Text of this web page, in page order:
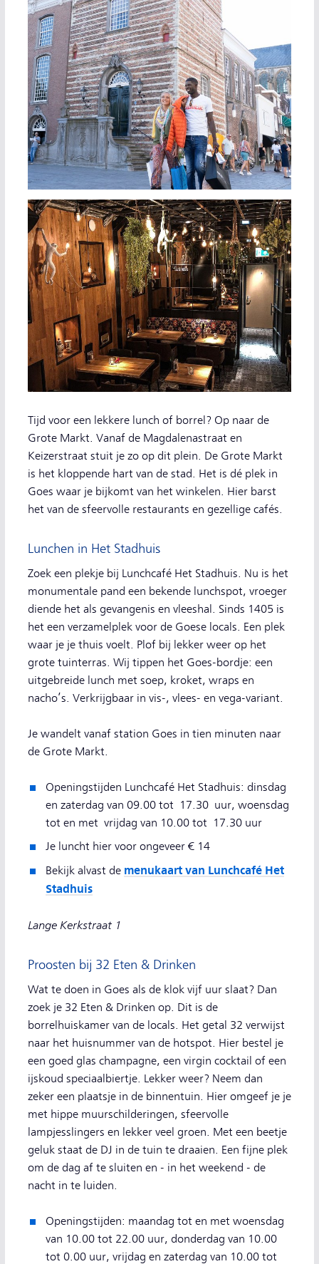
Tijd voor een lekkere lunch of borrel? Op naar de
Grote Markt. Vanaf de Magdalenastraat en
Keizerstraat stuit je zo op dit plein. De Grote Markt
is het kloppende hart van de stad. Het is dé plek in
Goes waar je bijkomt van het winkelen. Hier barst
het van de sfeervolle restaurants en gezellige cafés.
Lunchen in Het Stadhuis
Zoek een plekje bij Lunchcafé Het Stadhuis. Nu is het
monumentale pand een bekende lunchspot, vroeger
diende het als gevangenis en vleeshal. Sinds 1405 is
het een verzamelplek voor de Goese locals. Een plek
waar je je thuis voelt. Plof bij lekker weer op het
grote tuinterras. Wij tippen het Goes-bordje: een
uitgebreide lunch met soep, kroket, wraps en
nacho’s. Verkrijgbaar in vis-, vlees- en vega-variant.
Je wandelt vanaf station Goes in tien minuten naar
de Grote Markt.
Openingstijden Lunchcafé Het Stadhuis: dinsdag
en zaterdag van 09.00 tot 17.30 uur, woensdag
tot en met vrijdag van 10.00 tot 17.30 uur
Je luncht hier voor ongeveer € 14
Bekijk alvast de menukaart van Lunchcafé Het
Stadhuis
Lange Kerkstraat 1
Proosten bij 32 Eten & Drinken
Wat te doen in Goes als de klok vijf uur slaat? Dan
zoek je 32 Eten & Drinken op. Dit is de
borrelhuiskamer van de locals. Het getal 32 verwijst
naar het huisnummer van de hotspot. Hier bestel je
een goed glas champagne, een virgin cocktail of een
ijskoud speciaalbiertje. Lekker weer? Neem dan
zeker een plaatsje in de binnentuin. Hier omgeef je je
met hippe muurschilderingen, sfeervolle
lampjesslingers en lekker veel groen. Met een beetje
geluk staat de DJ in de tuin te draaien. Een fijne plek
om de dag af te sluiten en - in het weekend - de
nacht in te luiden.
Openingstijden: maandag tot en met woensdag
van 10.00 tot 22.00 uur, donderdag van 10.00
tot 0.00 uur, vrijdag en zaterdag van 10.00 tot